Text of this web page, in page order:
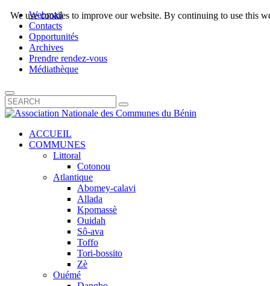
Webmail
Contacts
Opportunités
Archives
Prendre rendez-vous
Médiathèque
ACCUEIL
COMMUNES
Littoral
Cotonou
Atlantique
Abomey-calavi
Allada
Kpomassè
Ouidah
Sô-ava
Toffo
Tori-bossito
Zè
Ouémé
We use cookies to improve our website. By continuing to use this